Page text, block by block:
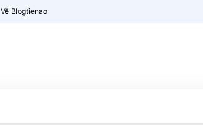
Về Blogtienao